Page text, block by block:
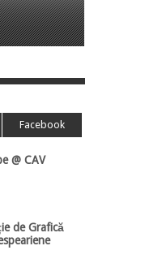
Facebook
@ CAV
de Grafică